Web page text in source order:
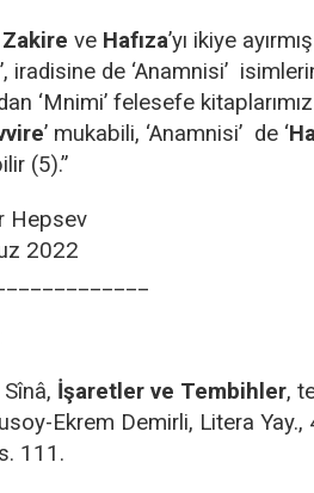
Zakire ve Hafıza’yı ikiye
iradisine de ‘Anamnisi’
‘Mnimi’ felesefe
’ mukabili, ‘Anamnisi’ de ‘
(5).”
Hepsev
2022
İşaretler ve Tembihler,
Ekrem Demirli, Litera Yay.,
111.